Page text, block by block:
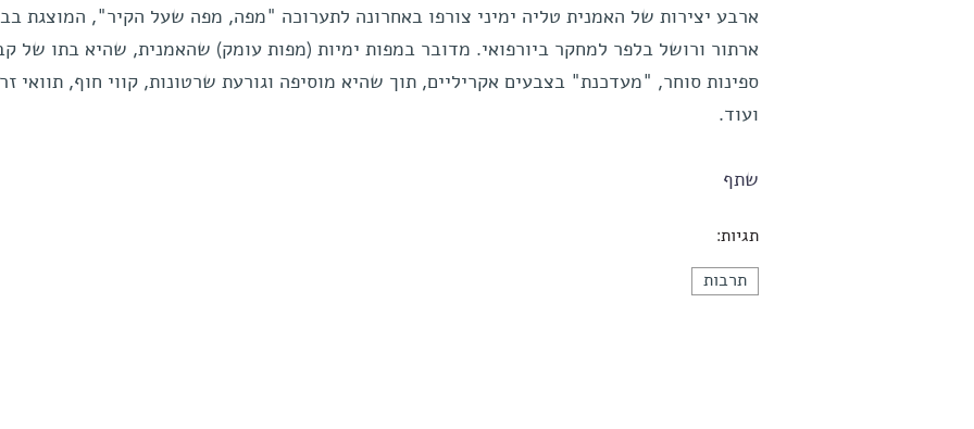
ארבע יצירות של האמנית טליה ימיני צורפו באחרונה לתערוכה "מפה, מפה שעל הקיר", המוצגת
ארתור ורושל בלפר למחקר ביורפואי. מדובר במפות ימיות (מפות עומק) שהאמנית, שהיא בתו של
ספינות סוחר, "מעדכנת" בצבעים אקריליים, תוך שהיא מוסיפה וגורעת שרטונות, קווי חוף, תוואי
ועוד.
שתף
תגיות:
תרבות